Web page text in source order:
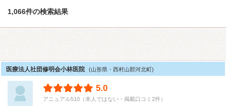
1,066件の検索結果
医療法人社団修明会小林医院 (山形県・西村山郡河北町)
5.0
アニュアル510（本人ではない・掲載口コミ2件）